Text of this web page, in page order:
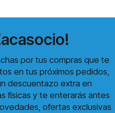
por tus compras que te
en tus próximos pedidos,
descuentazo extra en
físicas y te enterarás antes
ofertas exclusivas